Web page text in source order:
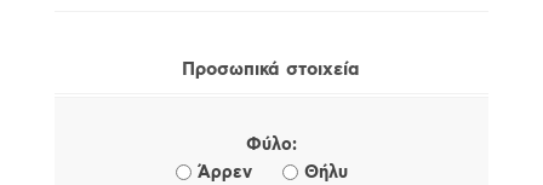
Προσωπικά στοιχεία
Φύλο:
Άρρεν
Θήλυ